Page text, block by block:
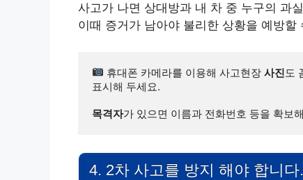
사고가 나면 상대방과 내 차 중 누구의 과
이때 증거가 남아야 불리한 상황을 예방할
휴대폰 카메라를 이용해 사고현장 사진도
표시해 두세요.
목격자가 있으면 이름과 전화번호 등을 확보
4. 2차 사고를 방지 해야 합니다.